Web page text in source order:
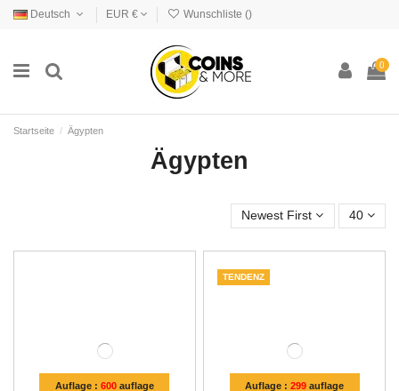
Deutsch EUR € Wunschliste ()
0
Startseite Ägypten
Ägypten
Newest First 40
Auflage : 600auflage Auflage :299 auflage
TENDENZ